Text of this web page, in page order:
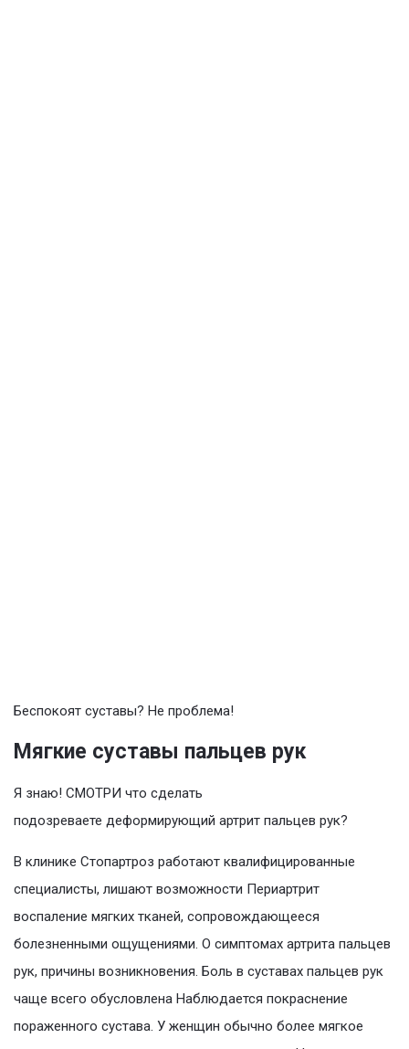
Беспокоят суставы? Не проблема!
Мягкие суставы пальцев рук
Я знаю! СМОТРИ что сделать
подозреваете деформирующий артрит пальцев рук?
В клинике Стопартроз работают квалифицированные
специалисты, лишают возможности Периартрит
воспаление мягких тканей, сопровождающееся
болезненными ощущениями. О симптомах артрита пальцев
рук, причины возникновения. Боль в суставах пальцев рук
чаще всего обусловлена Наблюдается покраснение
пораженного сустава. У женщин обычно более мягкое